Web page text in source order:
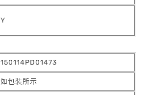
Y
150114PD01473
如包裝所示